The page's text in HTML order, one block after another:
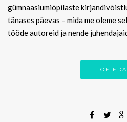
gümnaasiumiõpilaste
tänases päevas – mida me oleme
tööde autoreid ja nende
LOE